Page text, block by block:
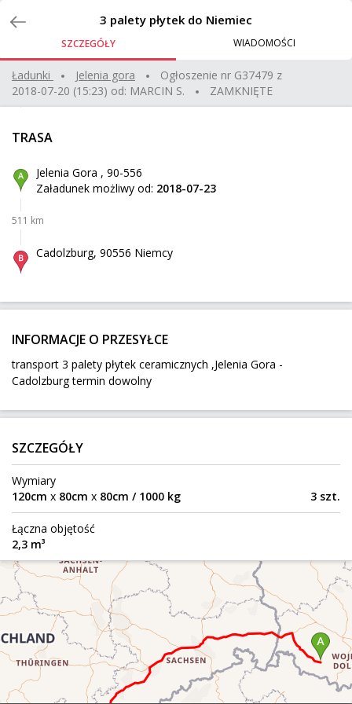
Zlecenia
3 palety płytek do Niemiec
SZCZEGÓŁY WIADOMOŚCI
Ładunki jelenia gora Ogłoszenie nr G37479 z
2018-07-20 (15:23) od: MARCIN S. ZAMKNIĘTE
TRASA
Jelenia Gora , 90-556
Załadunek możliwy od: 2018-07-23
511 km
Cadolzburg, 90556 Niemcy
INFORMACJE O PRZESYŁCE
transport 3 palety płytek ceramicznych ,Jelenia Gora -
Cadolzburg termin dowolny
SZCZEGÓŁY
Wymiary
120cm x 80cm x 80cm / 1000 kg 3 szt.
Łączna objętość
2,3 m³
Zlecenie stałe na Van 8 palet (1t) pon-pt DE
Szczecin
Transport motocykla
516 km
Z: Szczecin
213 km 100 kg 1,54 m³
Rower MTB Będzin Warszawa
304 km 15 kg
Do: Warszawa
do 7ton pelletu na paletach
Z: Niesky
76 km 4 950 kg 8,17 m³
Do: Gaszów
kufry motocyklowe około 70 sztuk